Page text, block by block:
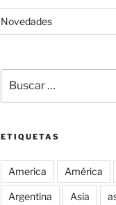
Novedades
por:
ETIQUETAS
America América
Argentina Asia